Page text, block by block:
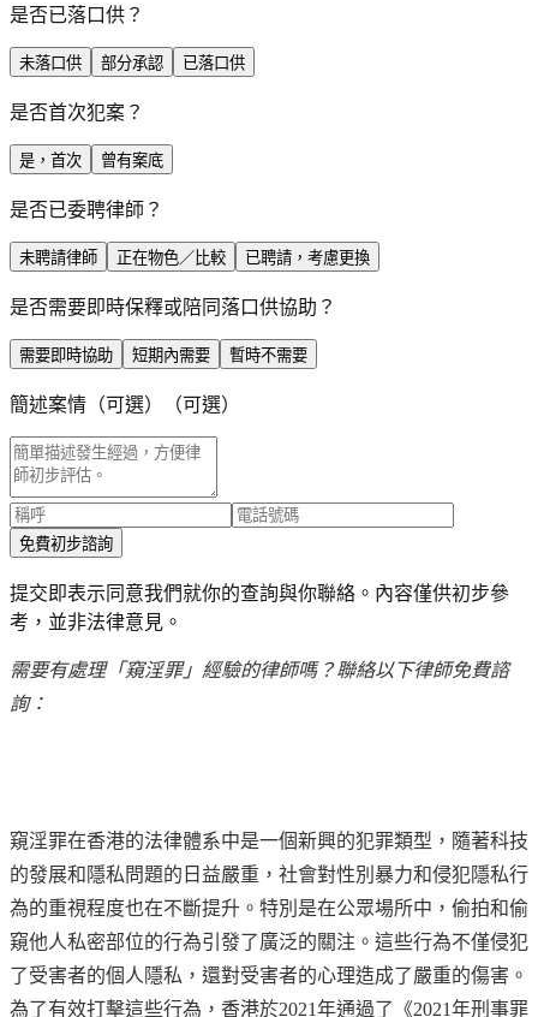
是否已落口供？
未落口供 部分承認 已落口供
是否首次犯案？
是，首次 曾有案底
是否已委聘律師？
未聘請律師 正在物色／比較 已聘請，考慮更換
是否需要即時保釋或陪同落口供協助？
需要即時協助 短期內需要 暫時不需要
簡述案情（可選） （可選）
免費初步諮詢
提交即表示同意我們就你的查詢與你聯絡。內容僅供初步參
考，並非法律意見。
需要有處理「窺淫罪」經驗的律師嗎？聯絡以下律師免費諮
詢：
窺淫罪在香港的法律體系中是一個新興的犯罪類型，隨著科技
的發展和隱私問題的日益嚴重，社會對性別暴力和侵犯隱私行
為的重視程度也在不斷提升。特別是在公眾場所中，偷拍和偷
窺他人私密部位的行為引發了廣泛的關注。這些行為不僅侵犯
了受害者的個人隱私，還對受害者的心理造成了嚴重的傷害。
為了有效打擊這些行為，香港於2021年通過了《2021年刑事罪